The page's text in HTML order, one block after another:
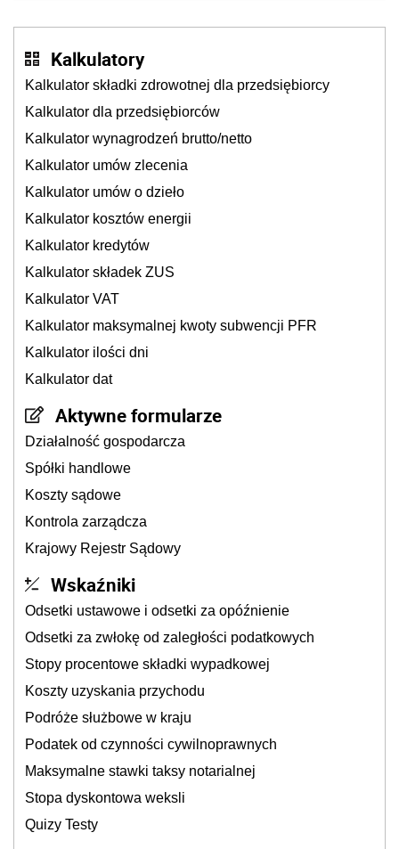
Kalkulatory
Kalkulator składki zdrowotnej dla przedsiębiorcy
Kalkulator dla przedsiębiorców
Kalkulator wynagrodzeń brutto/netto
Kalkulator umów zlecenia
Kalkulator umów o dzieło
Kalkulator kosztów energii
Kalkulator kredytów
Kalkulator składek ZUS
Kalkulator VAT
Kalkulator maksymalnej kwoty subwencji PFR
Kalkulator ilości dni
Kalkulator dat
Aktywne formularze
Działalność gospodarcza
Spółki handlowe
Koszty sądowe
Kontrola zarządcza
Krajowy Rejestr Sądowy
Wskaźniki
Odsetki ustawowe i odsetki za opóźnienie
Odsetki za zwłokę od zaległości podatkowych
Stopy procentowe składki wypadkowej
Koszty uzyskania przychodu
Podróże służbowe w kraju
Podatek od czynności cywilnoprawnych
Maksymalne stawki taksy notarialnej
Stopa dyskontowa weksli
Quizy Testy